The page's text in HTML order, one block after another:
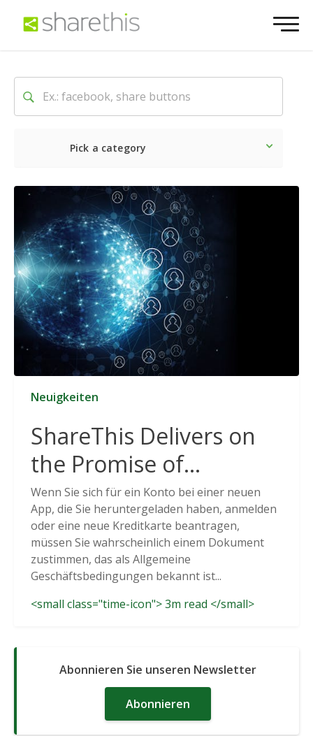
Pick a category
Neueste Sozial
Neuigkeiten
ShareThis Delivers on
the Promise of
Cookieless Data
Solutions
Wenn Sie sich für ein Konto bei einer neuen
App, die Sie heruntergeladen haben, anmelden
oder eine neue Kreditkarte beantragen,
müssen Sie wahrscheinlich einem Dokument
zustimmen, das als Allgemeine
Geschäftsbedingungen bekannt ist...
<small class="time-icon"> 3m read </small>
Abonnieren Sie unseren Newsletter
Abonnieren